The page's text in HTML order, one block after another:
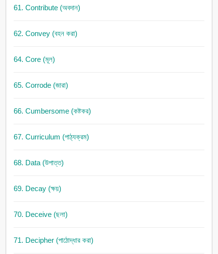
61. Contribute (অবদান)
62. Convey (বহন করা)
64. Core (মূল)
65. Corrode (জারা)
66. Cumbersome (কষ্টকর)
67. Curriculum (পাঠ্যক্রম)
68. Data (উপাত্ত)
69. Decay (ক্ষয়)
70. Deceive (ছলা)
71. Decipher (পাঠোদ্ধার করা)